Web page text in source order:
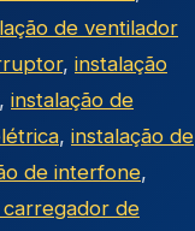
de ventilador
, instalação
, instalação de
, instalação de
de interfone,
de